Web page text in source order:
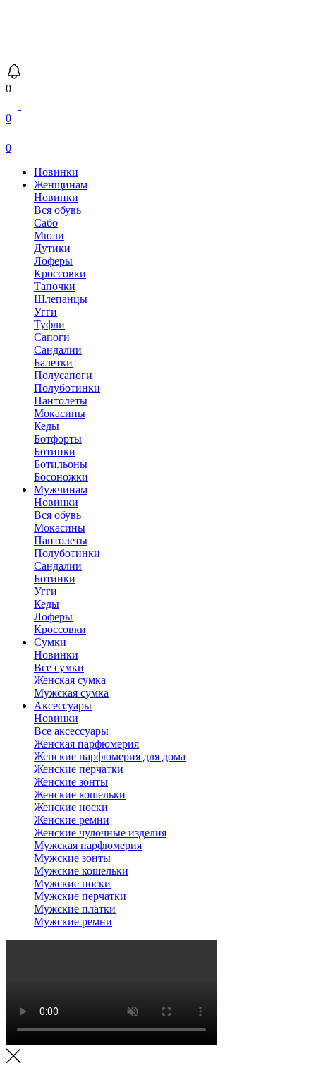
0
0
0
Новинки
Женщинам
Новинки
Вся обувь
Сабо
Мюли
Дутики
Лоферы
Кроссовки
Тапочки
Шлепанцы
Угги
Туфли
Сапоги
Сандалии
Балетки
Полусапоги
Полуботинки
Пантолеты
Мокасины
Кеды
Ботфорты
Ботинки
Ботильоны
Босоножки
Мужчинам
Новинки
Вся обувь
Мокасины
Пантолеты
Полуботинки
Сандалии
Ботинки
Угги
Кеды
Лоферы
Кроссовки
Сумки
Новинки
Все сумки
Женская сумка
Мужская сумка
Аксессуары
Новинки
Все аксессуары
Женская парфюмерия
Женские парфюмерия для дома
Женские перчатки
Женские зонты
Женские кошельки
Женские носки
Женские ремни
Женские чулочные изделия
Мужская парфюмерия
Мужские зонты
Мужские кошельки
Мужские носки
Мужские перчатки
Мужские платки
Мужские ремни